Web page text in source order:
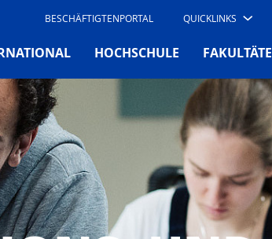
BESCHÄFTIGTENPORTAL QUICKLINKS
HOCHSCHULE